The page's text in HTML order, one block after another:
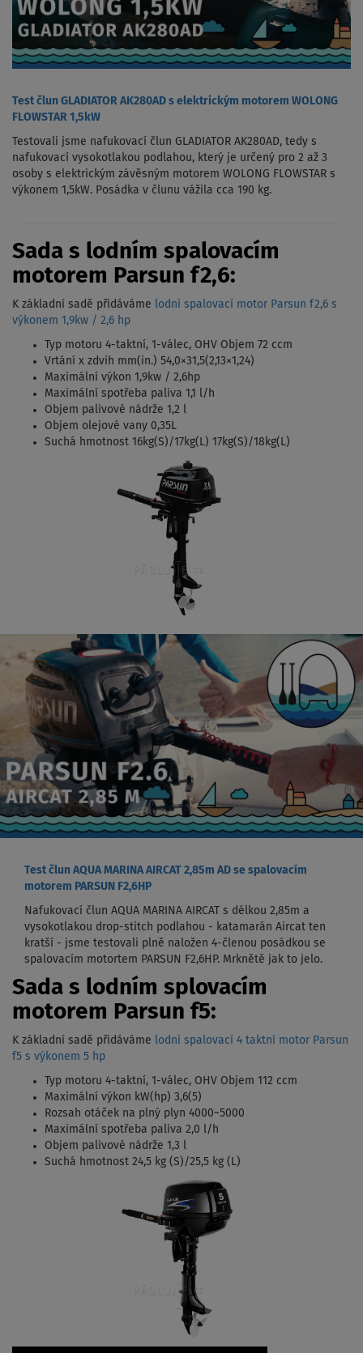
Test člun GLADIATOR AK280AD s elektrickým motorem WOLONG
FLOWSTAR 1,5kW
Testovali jsme nafukovací člun GLADIATOR AK280AD, tedy s
nafukovací vysokotlakou podlahou, který je určený pro 2 až 3
osoby s elektrickým závěsným motorem WOLONG FLOWSTAR s
výkonem 1,5kW. Posádka v člunu vážila cca 190 kg.
Sada s lodním spalovacím
motorem Parsun f2,6:
K základní sadě přidáváme lodní spalovací motor Parsun f2,6 s
výkonem 1,9kw / 2,6 hp
Typ motoru 4-taktní, 1-válec, OHV Objem 72 ccm
Vrtání x zdvih mm(in.) 54,0×31,5(2,13×1,24)
Maximální výkon 1,9kw / 2,6hp
Maximální spotřeba paliva 1,1 l/h
Objem palivové nádrže 1,2 l
Objem olejové vany 0,35L
Suchá hmotnost 16kg(S)/17kg(L) 17kg(S)/18kg(L)
Test člun AQUA MARINA AIRCAT 2,85m AD se spalovacím
motorem PARSUN F2,6HP
Nafukovací člun AQUA MARINA AIRCAT s délkou 2,85m a
vysokotlakou drop-stitch podlahou - katamarán Aircat ten
kratší - jsme testovali plně naložen 4-členou posádkou se
spalovacím motortem PARSUN F2,6HP. Mrknětě jak to jelo.
Sada s lodním splovacím
motorem Parsun f5:
K základní sadě přidáváme lodní spalovací 4 taktní motor Parsun
f5 s výkonem 5 hp
Typ motoru 4-taktní, 1-válec, OHV Objem 112 ccm
Maximální výkon kW(hp) 3,6(5)
Rozsah otáček na plný plyn 4000~5000
Maximální spotřeba paliva 2,0 l/h
Objem palivové nádrže 1,3 l
Suchá hmotnost 24,5 kg (S)/25,5 kg (L)